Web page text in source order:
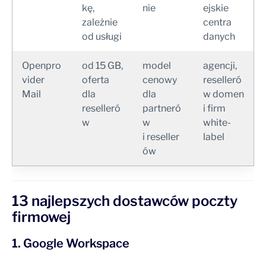
kę,
zależnie
od usługi
nie
ejskie
centra
danych
Openpro
vider
Mail
od 15 GB,
oferta
dla
reselleró
w
model
cenowy
dla
partneró
w
i reseller
ów
agencji,
reselleró
w domen
i firm
white-
label
13 najlepszych dostawców poczty
firmowej
1. Google Workspace